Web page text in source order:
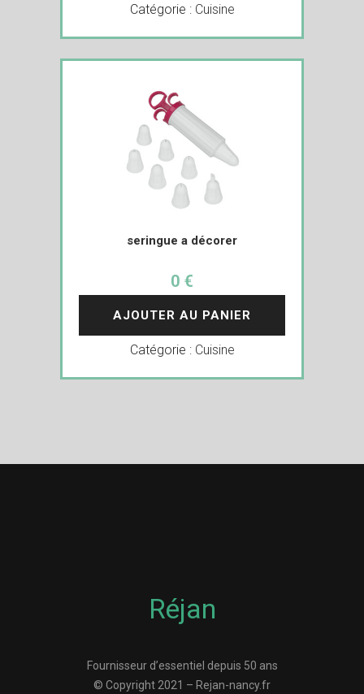
Catégorie : Cuisine
seringue a décorer
0 €
AJOUTER AU PANIER
Catégorie : Cuisine
Réjan
Fournisseur d’essentiel depuis 50 ans
© Copyright 2021 – Rejan-nancy.fr